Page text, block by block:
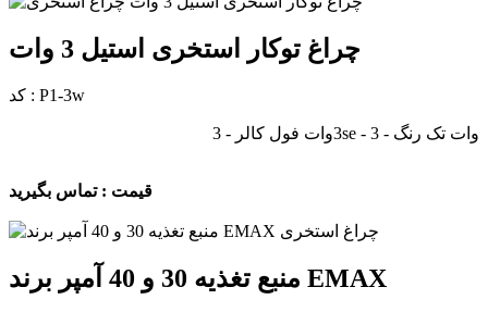
چراغ توکار استخری استیل 3 وات
کد : P1-3w
وات تک رنگ - 3se - 3وات فول کالر - 3
قیمت : تماس بگیرید
منبع تغذیه 30 و 40 آمپر برند EMAX